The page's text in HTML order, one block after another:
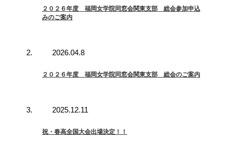
２０２６年度 福岡女学院同窓会関東支部 総会参加申込
みのご案内
2026.04.8
２０２６年度 福岡女学院同窓会関東支部 総会のご案内
2025.12.11
祝・春高全国大会出場決定！！